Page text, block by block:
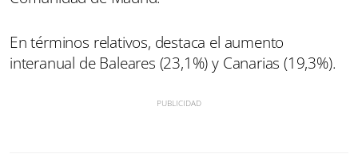
En términos relativos, destaca el aumento
interanual de Baleares (23,1%) y Canarias (19,3%).